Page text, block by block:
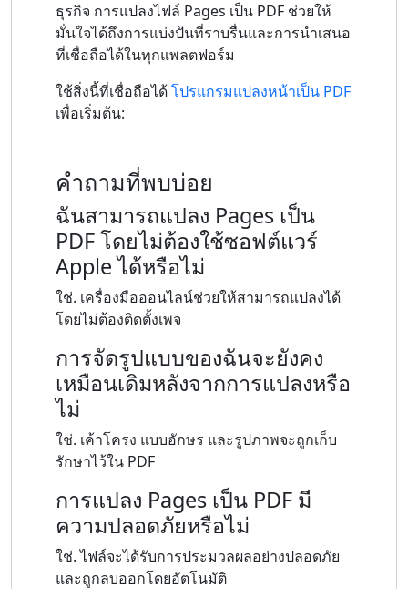
ธุรกิจ การแปลงไฟล์ Pages เป็น PDF ช่วยให้
มั่นใจได้ถึงการแบ่งปันที่ราบรื่นและการนำเสนอ
ที่เชื่อถือได้ในทุกแพลตฟอร์ม
ใช้สิ่งนี้ที่เชื่อถือได้โปรแกรมแปลงหน้าเป็น PDF
เพื่อเริ่มต้น:
คำถามที่พบบ่อย
ฉันสามารถแปลง Pages เป็น
PDF โดยไม่ต้องใช้ซอฟต์แวร์
Apple ได้หรือไม่
ใช่. เครื่องมือออนไลน์ช่วยให้สามารถแปลงได้
โดยไม่ต้องติดตั้งเพจ
การจัดรูปแบบของฉันจะยังคง
เหมือนเดิมหลังจากการแปลงหรือ
ไม่
ใช่. เค้าโครง แบบอักษร และรูปภาพจะถูกเก็บ
รักษาไว้ใน PDF
การแปลง Pages เป็น PDF มี
ความปลอดภัยหรือไม่
ใช่. ไฟล์จะได้รับการประมวลผลอย่างปลอดภัย
และถูกลบออกโดยอัตโนมัติ